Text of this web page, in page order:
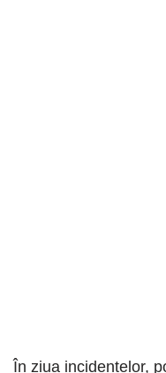
În ziua incidentelor,